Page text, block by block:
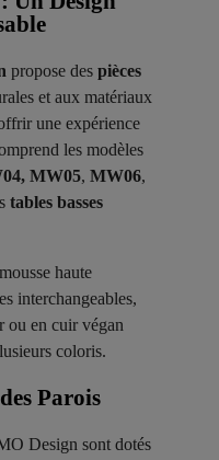
propose des pièces
et aux matériaux
une expérience
les modèles
MW05, MW06,
tables basses
haute
interchangeables,
ou en cuir végan
coloris.
Parois
Design sont dotés